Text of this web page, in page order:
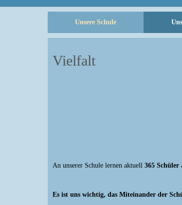
Unsere Schule
Vielfalt
An unserer Schule lernen aktuell 365 Schüler
Es ist uns wichtig, das Miteinander der